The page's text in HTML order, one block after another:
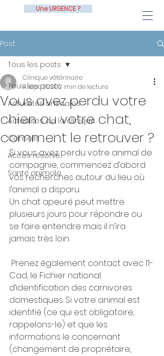
Une URGENCE ?
Post
Tous les posts
Actualités animales
Actualités de la clinique
Conseils
Accès réservé
Santé animale
Tous les posts
Vous avez perdu votre
chien ou votre chat,
comment le retrouver ?
Clinique vétérinaire
4 sept. 20202 min de lecture
Si vous avez perdu votre animal de
compagnie, commencez d’abord
vos recherches autour du lieu où
l’animal a disparu.
Un chat apeuré peut mettre
plusieurs jours pour répondre ou
se faire entendre mais il n’ira
jamais très loin.
Cad, le Fichier national
d’identification des carnivores
domestiques. Si votre animal est
identifié (ce qui est obligatoire,
rappelons-le) et que les
informations le concernant
(changement de propriétaire,